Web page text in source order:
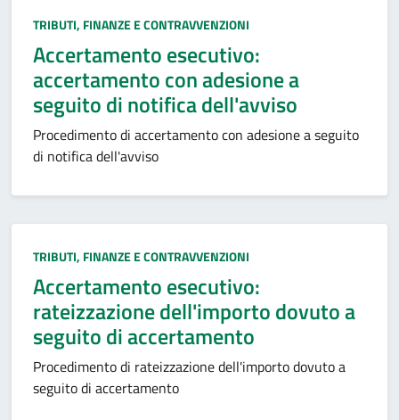
Categoria:
TRIBUTI, FINANZE E CONTRAVVENZIONI
Accertamento esecutivo:
accertamento con adesione a
seguito di notifica dell'avviso
Procedimento di accertamento con adesione a seguito
di notifica dell'avviso
Categoria:
TRIBUTI, FINANZE E CONTRAVVENZIONI
Accertamento esecutivo:
rateizzazione dell'importo dovuto a
seguito di accertamento
Procedimento di rateizzazione dell'importo dovuto a
seguito di accertamento